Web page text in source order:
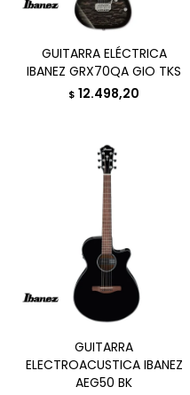
GUITARRA ELÉCTRICA
IBANEZ GRX70QA GIO TKS
$ 12.498,20
GUITARRA
ELECTROACUSTICA IBANEZ
AEG50 BK